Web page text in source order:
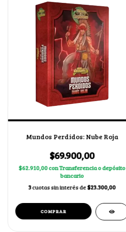
Mundos Perdidos: Nube Roja
$69.900,00
$62.910,00conTransferencia o depósito
bancario
3cuotas sin interés de$23.300,00